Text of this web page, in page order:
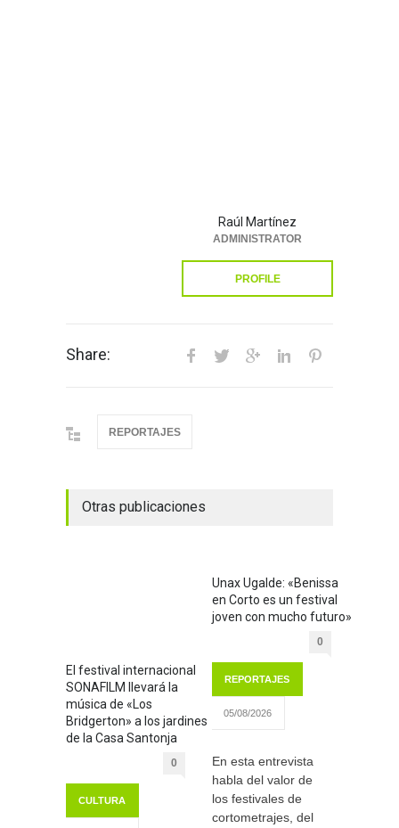
Raúl Martínez
ADMINISTRATOR
PROFILE
Share:
REPORTAJES
Otras publicaciones
El festival internacional
SONAFILM llevará la
música de «Los
Bridgerton» a los jardines
de la Casa Santonja
0
CULTURA
Unax Ugalde: «Benissa
en Corto es un festival
joven con mucho futuro»
0
REPORTAJES
05/08/2026
En esta entrevista
habla del valor de
los festivales de
cortometrajes, del